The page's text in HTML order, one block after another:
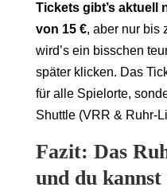
Tickets gibt’s aktuell
von 15 €, aber nur bis
wird’s ein bisschen
später klicken. Das
für alle Spielorte,
Shuttle (VRR & Ruhr-
Fazit: Das
und du kannst